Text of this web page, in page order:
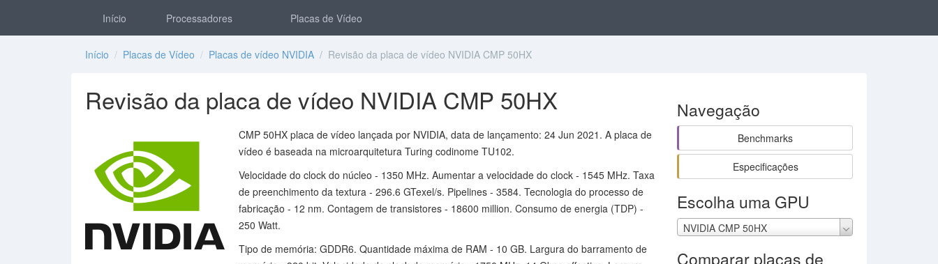
Início Processadores Placas de Vídeo
Início / Placas de Vídeo / Placas de vídeo NVIDIA / Revisão da placa de vídeo NVIDIA CMP 50HX
Revisão da placa de vídeo NVIDIA CMP 50HX
CMP 50HX placa de vídeo lançada por NVIDIA, data de lançamento: 24 Jun 2021. A placa de
vídeo é baseada na microarquitetura Turing codinome TU102.
Velocidade do clock do núcleo - 1350 MHz. Aumentar a velocidade do clock - 1545 MHz. Taxa
de preenchimento da textura - 296.6 GTexel/s. Pipelines - 3584. Tecnologia do processo de
fabricação - 12 nm. Contagem de transistores - 18600 million. Consumo de energia (TDP) -
250 Watt.
Tipo de memória: GDDR6. Quantidade máxima de RAM - 10 GB. Largura do barramento de
Navegação
Benchmarks
Especificações
Escolha uma GPU
NVIDIA CMP 50HX
Comparar placas de